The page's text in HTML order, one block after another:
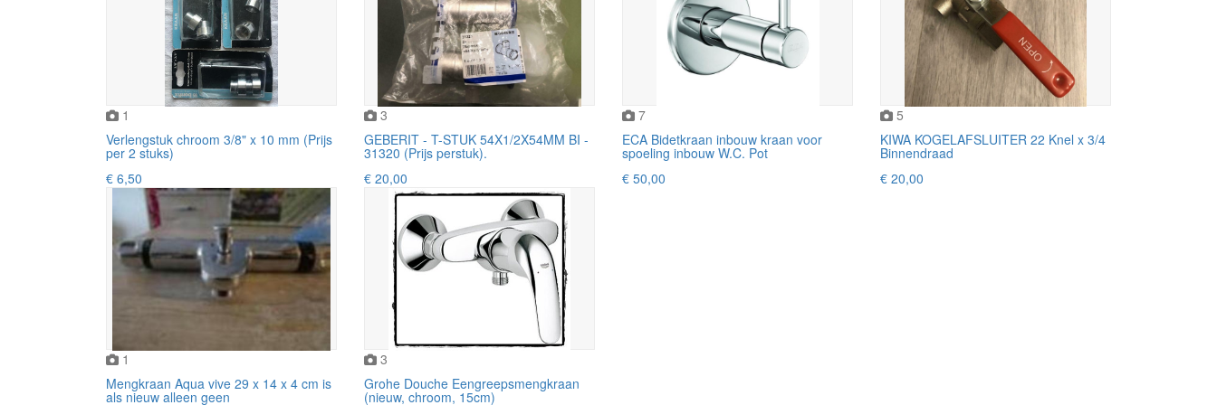
1
Verlengstuk chroom 3/8" x 10 mm (Prijs
per 2 stuks)
€ 6,50
3
GEBERIT - T-STUK 54X1/2X54MM BI -
31320 (Prijs perstuk).
€ 20,00
7
ECA Bidetkraan inbouw kraan voor
spoeling inbouw W.C. Pot
€ 50,00
5
KIWA KOGELAFSLUITER 22 Knel x 3/4
Binnendraad
€ 20,00
1
Mengkraan Aqua vive 29 x 14 x 4 cm is
als nieuw alleen geen
3
Grohe Douche Eengreepsmengkraan
(nieuw, chroom, 15cm)